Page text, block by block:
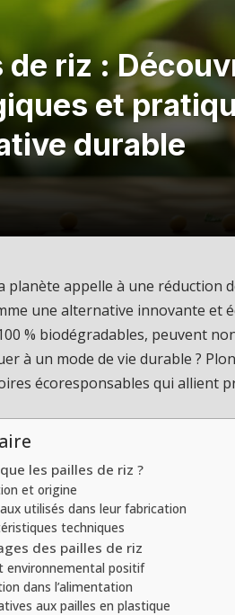
de riz :
et
durable
planète appelle à une réduction
une alternative innovante et
% biodégradables, peuvent
à un mode de vie durable ?
écoresponsables qui allient
les pailles de riz ?
et origine
utilisés dans leur fabrication
techniques
des pailles de riz
environnemental positif
dans l’alimentation
aux pailles en plastique